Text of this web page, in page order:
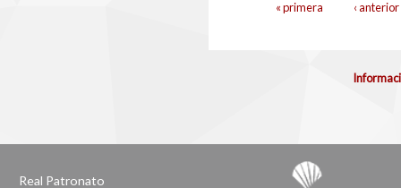
Páginas« primera ‹ anterior
Real Patronato